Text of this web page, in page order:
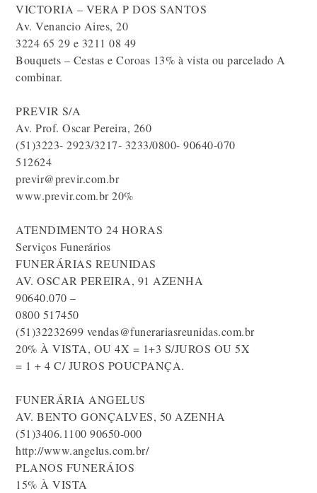
VICTORIA – VERA P DOS SANTOS
Av. Venancio Aires, 20
3224 65 29 e 3211 08 49
Bouquets – Cestas e Coroas 13% à vista ou parcelado A
combinar.
PREVIR S/A
Av. Prof. Oscar Pereira, 260
(51)3223- 2923/3217- 3233/0800- 90640-070
512624
previr@previr.com.br
www.previr.com.br 20%
ATENDIMENTO 24 HORAS
Serviços Funerários
FUNERÁRIAS REUNIDAS
AV. OSCAR PEREIRA, 91 AZENHA
90640.070 –
0800 517450
(51)32232699 vendas@funerariasreunidas.com.br
20% À VISTA, OU 4X = 1+3 S/JUROS OU 5X
= 1 + 4 C/ JUROS POUCPANÇA.
FUNERÁRIA ANGELUS
AV. BENTO GONÇALVES, 50 AZENHA
(51)3406.1100 90650-000
http://www.angelus.com.br/
PLANOS FUNERÁIOS
15% À VISTA